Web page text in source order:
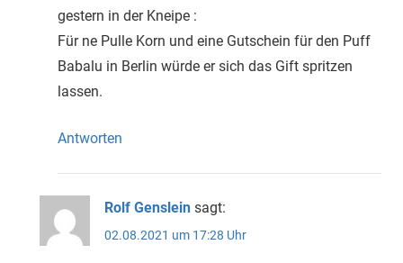
gestern in der Kneipe :
Für ne Pulle Korn und eine Gutschein für den Puff
Babalu in Berlin würde er sich das Gift spritzen
lassen.
Antworten
Rolf Genslein sagt:
02.08.2021 um 17:28 Uhr